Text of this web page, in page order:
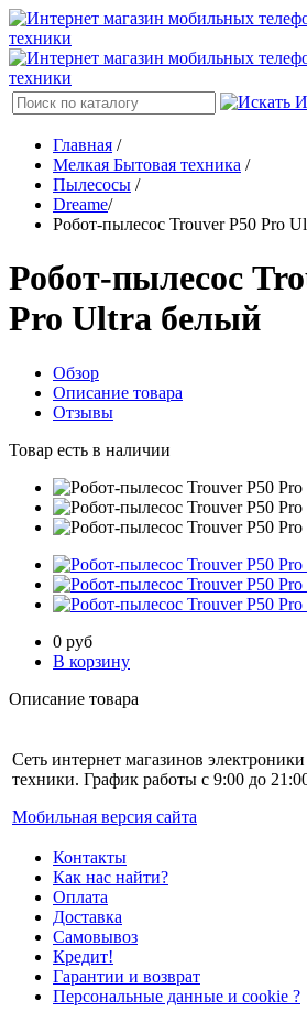
Главная /
Мелкая Бытовая техника /
Пылесосы /
Dreame/
Робот-пылесос Trouver P50 Pro
Робот-пылесос
Pro Ultra белый
Обзор
Описание товара
Отзывы
Товар есть в наличии
0 руб
В корзину
Описание товара
Сеть интернет магазинов
техники. График работы с 9:00 до
Мобильная версия сайта
Контакты
Как нас найти?
Оплата
Доставка
Самовывоз
Кредит!
Гарантии и возврат
Персональные данные и cookie ?